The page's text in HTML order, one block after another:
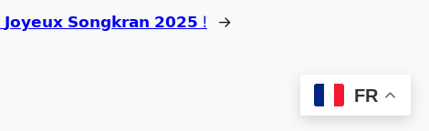
𝗝𝗼𝘆𝗲𝘂𝘅 𝗦𝗼𝗻𝗴𝗸𝗿𝗮𝗻 𝟮𝟬𝟮𝟱 ! →
FR